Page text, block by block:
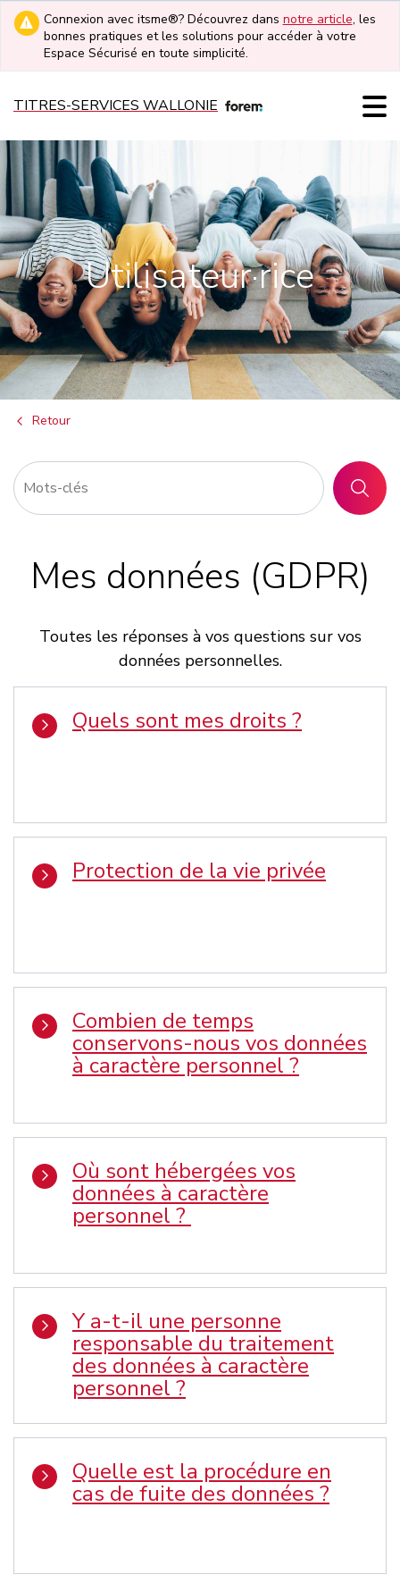
Connexion avec itsme®? Découvrez dans notre article, les
bonnes pratiques et les solutions pour accéder à votre
Espace Sécurisé en toute simplicité.
TITRES-SERVICES WALLONIE
Utilisateur·rice
Retour
Mes données (GDPR)
Toutes les réponses à vos questions sur vos
données personnelles.
Quels sont mes droits ?
Protection de la vie privée
Combien de temps
conservons-nous vos données
à caractère personnel ?
Où sont hébergées vos
données à caractère
personnel ?
Y a-t-il une personne
responsable du traitement
des données à caractère
personnel ?
Quelle est la procédure en
cas de fuite des données ?